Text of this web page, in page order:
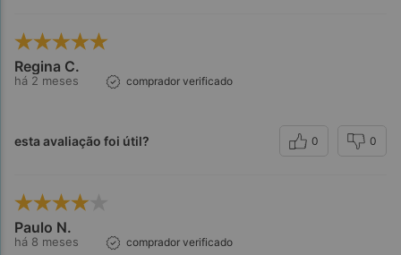
Regina C.
há 2 meses comprador verificado
esta avaliação foi útil? 0 0
Paulo N.
há 8 meses comprador verificado